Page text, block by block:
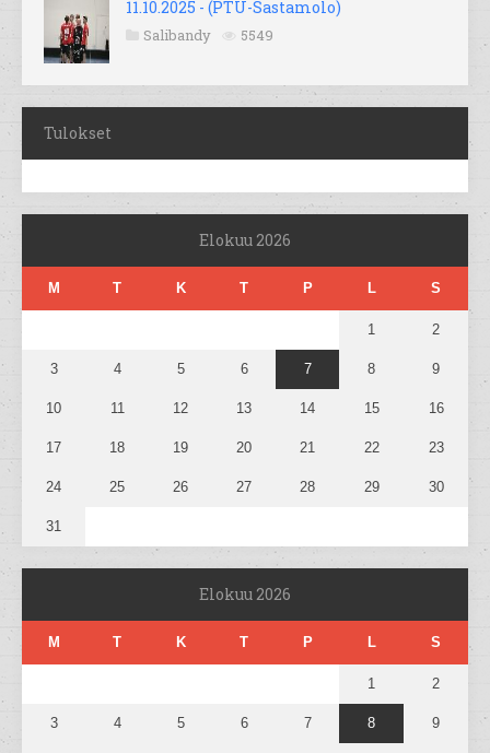
11.10.2025 - (PTU-Sastamolo)
Salibandy 5549
Tulokset
Elokuu 2026
M T K T P L S
1 2
3 4 5 6 7 8 9
10 11 12 13 14 15 16
17 18 19 20 21 22 23
24 25 26 27 28 29 30
31
Elokuu 2026
M T K T P L S
1 2
3 4 5 6 7 8 9